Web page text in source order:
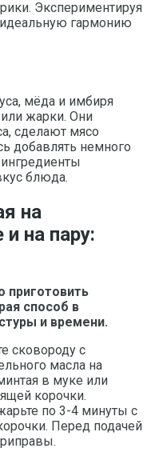
Экспериментируя
гармонию
мёда и имбиря
или жарки. Они
сделают мясо
добавлять немного
блюда.
на
на пару:
приготовить
способ в
и времени.
сковороду с
масла на
в муке или
корочки.
по 3-4 минуты с
Перед подачей